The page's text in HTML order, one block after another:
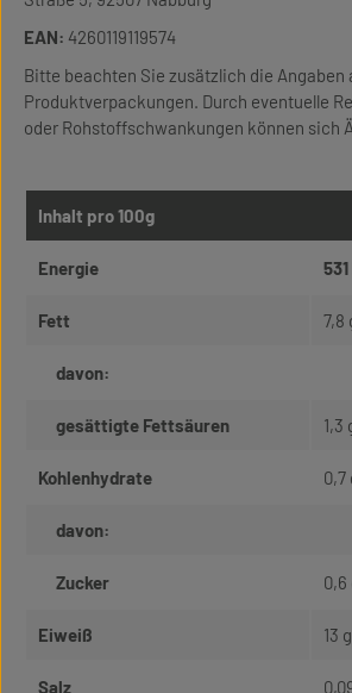
EAN: 4260119119574
Bitte beachten Sie zusätzlich die Angaben
Produktverpackungen. Durch eventuelle
oder Rohstoffschwankungen können sich
Inhalt pro 100g
Energie
Fett 7,8
davon:
gesättigte Fettsäuren 1,3
Kohlenhydrate 0,7
davon:
Zucker 0,6
Eiweiß 13 g
Salz